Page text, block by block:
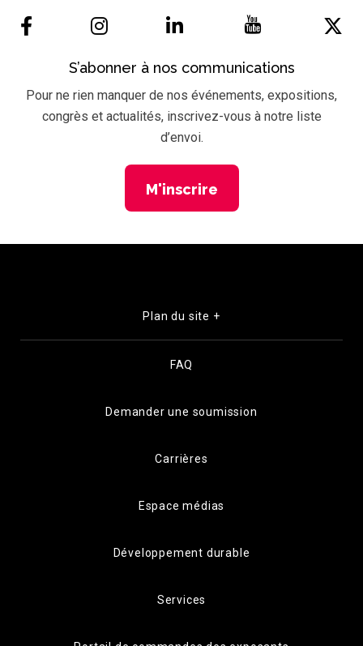
S’abonner à nos communications
Pour ne rien manquer de nos événements, expositions,
congrès et actualités, inscrivez-vous à notre liste
d’envoi.
M'inscrire
Plan du site +
FAQ
Demander une soumission
Carrières
Espace médias
Développement durable
Services